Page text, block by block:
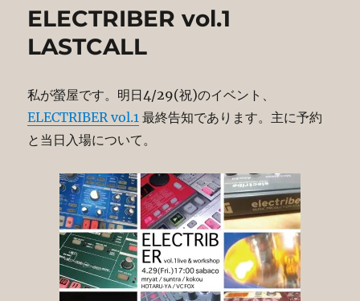
ELECTRIBER vol.1
LASTCALL
私が螢屋です。明日4/29(祝)のイベント、
ELECTRIBER vol.1 最終告知であります。主に予約
と当日入場について。